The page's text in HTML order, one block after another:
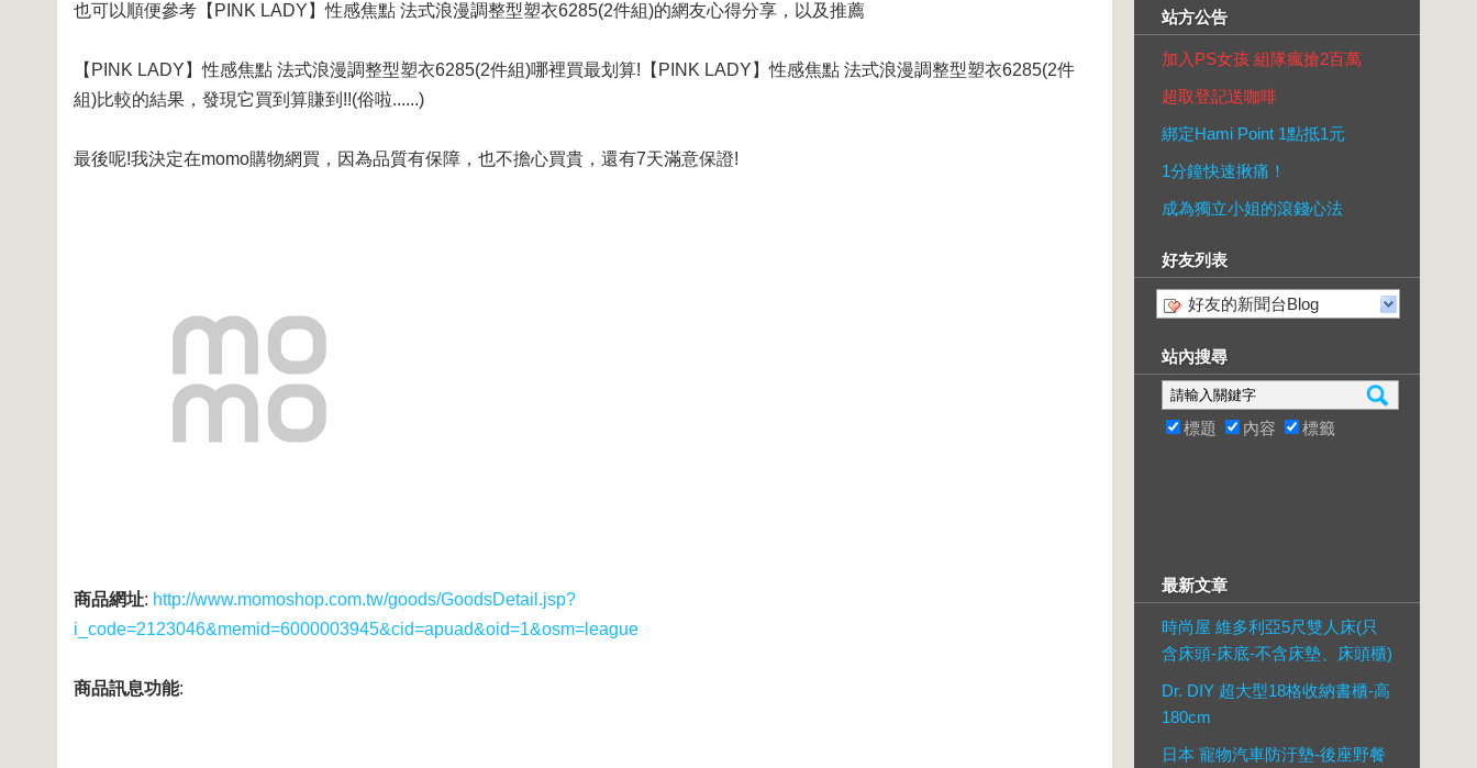
也可以順便參考【PINK LADY】性感焦點 法式浪漫調整型塑衣6285(2件組)的網友心得分享，以及推薦
【PINK LADY】性感焦點 法式浪漫調整型塑衣6285(2件組)哪裡買最划算!【PINK LADY】性感焦點 法式浪漫調整型塑衣6285(2件
組)比較的結果，發現它買到算賺到!!(俗啦......)
最後呢!我決定在momo購物網買，因為品質有保障，也不擔心買貴，還有7天滿意保證!
商品網址: http://www.momoshop.com.tw/goods/GoodsDetail.jsp?
i_code=2123046&memid=6000003945&cid=apuad&oid=1&osm=league
商品訊息功能:
站方公告
加入PS女孩 組隊瘋搶2百萬
超取登記送咖啡
綁定Hami Point 1點抵1元
1分鐘快速揪痛！
成為獨立小姐的滾錢心法
好友列表
好友的新聞台Blog
站內搜尋
標題 內容 標籤
最新文章
時尚屋 維多利亞5尺雙人床(只
含床頭-床底-不含床墊、床頭櫃)
Dr. DIY 超大型18格收納書櫃-高
180cm
日本 寵物汽車防汙墊-後座野餐